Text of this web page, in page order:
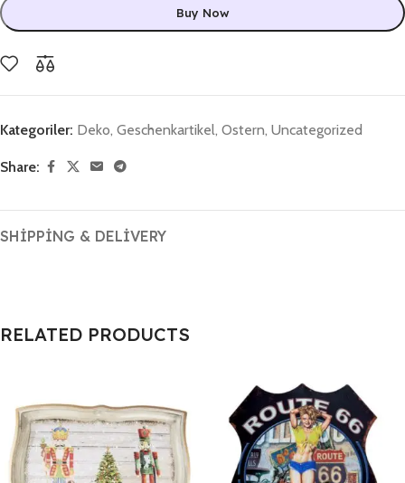
Buy Now
Kategoriler: Deko, Geschenkartikel, Ostern, Uncategorized
Share:
SHIPPING & DELIVERY
RELATED PRODUCTS